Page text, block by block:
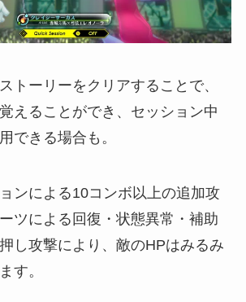
トーリーをクリアすることで、
えることができ、セッション中
できる場合も。
ンによる10コンボ以上の追加攻
ツによる回復・状態異常・補助
し攻撃により、敵のHPはみるみ
す。